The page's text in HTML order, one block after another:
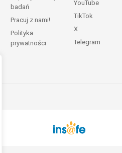
badań
Pracuj z nami!
Polityka
prywatności
YouTube
TikTok
X
Telegram